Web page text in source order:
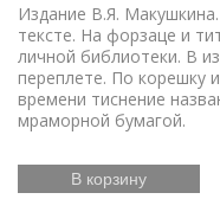
Издание В.Я.
тексте. На форзаце и
личной библиотеки. В
переплете. По корешку
времени тиснение
мраморной бумагой.
В корзину